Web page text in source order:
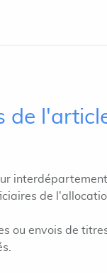
de
de
ou envois de